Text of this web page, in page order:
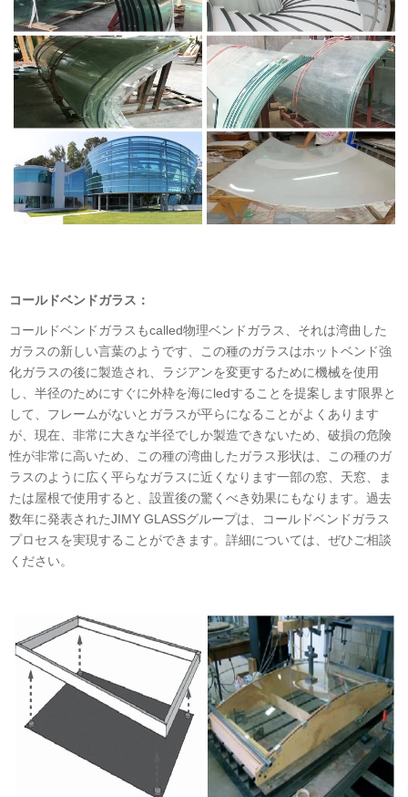
コールドベンドガラス：
コールドベンドガラスもcalled物理ベンドガラス、それは湾曲した
ガラスの新しい言葉のようです、この種のガラスはホットベンド強
化ガラスの後に製造され、ラジアンを変更するために機械を使用
し、半径のためにすぐに外枠を海にledすることを提案します限界と
して、フレームがないとガラスが平らになることがよくあります
が、現在、非常に大きな半径でしか製造できないため、破損の危険
性が非常に高いため、この種の湾曲したガラス形状は、この種のガ
ラスのように広く平らなガラスに近くなります一部の窓、天窓、ま
たは屋根で使用すると、設置後の驚くべき効果にもなります。過去
数年に発表されたJIMY GLASSグループは、コールドベンドガラス
プロセスを実現することができます。詳細については、ぜひご相談
ください。